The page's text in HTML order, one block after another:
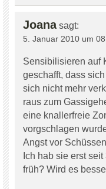
Joana sagt:
5. Januar 2010 um
Sensibilisieren auf
geschafft, dass
sich nicht mehr
raus zum
eine knallerfreie
vorgschlagen
Angst vor
Ich hab sie erst
früh? Wird es